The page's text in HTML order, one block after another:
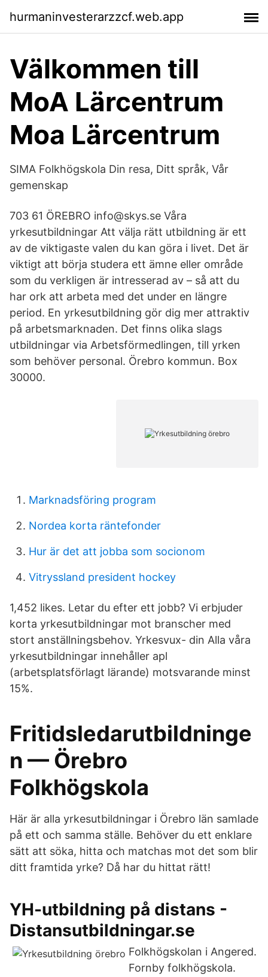
hurmaninvesterarzzcf.web.app
Välkommen till
MoA Lärcentrum
Moa Lärcentrum
SIMA Folkhögskola Din resa, Ditt språk, Vår
gemenskap
703 61 ÖREBRO info@skys.se Våra
yrkesutbildningar Att välja rätt utbildning är ett
av de viktigaste valen du kan göra i livet. Det är
viktigt att börja studera ett ämne eller område
som du verkligen är intresserad av – så att du
har ork att arbeta med det under en längre
period. En yrkesutbildning gör dig mer attraktiv
på arbetsmarknaden. Det finns olika slags
utbildningar via Arbetsförmedlingen, till yrken
som behöver personal. Örebro kommun. Box
30000.
Marknadsföring program
Nordea korta räntefonder
Hur är det att jobba som socionom
Vitryssland president hockey
1,452 likes. Letar du efter ett jobb? Vi erbjuder
korta yrkesutbildningar mot branscher med
stort anställningsbehov. Yrkesvux- din Alla våra
yrkesutbildningar innehåller apl
(arbetsplatsförlagt lärande) motsvarande minst
15%.
Fritidsledarutbildninge
n — Örebro
Folkhögskola
Här är alla yrkesutbildningar i Örebro län samlade
på ett och samma ställe. Behöver du ett enklare
sätt att söka, hitta och matchas mot det som blir
ditt framtida yrke? Då har du hittat rätt!
YH-utbildning på distans -
Distansutbildningar.se
Folkhögskolan i Angered.
Fornby folkhögskola.